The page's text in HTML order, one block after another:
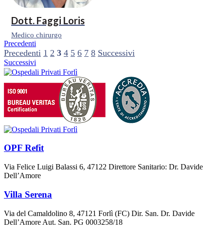
Dott. Faggi Loris
Medico chirurgo
Precedenti
Precedenti 1 2 3 4 5 6 7 8 Successivi
Successivi
OPF Refit
Via Felice Luigi Balassi 6, 47122 Direttore Sanitario: Dr. Davide
Dell’Amore
Villa Serena
Via del Camaldolino 8, 47121 Forlì (FC) Dir. San. Dr. Davide
Dell’Amore Aut. San. PG 0003258/18